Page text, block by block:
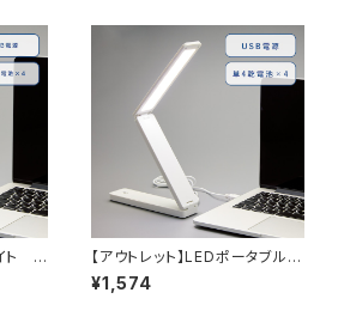
ト ワ
【アウトレット】LEDポータブルデ
スクライト スリム MG
¥1,574